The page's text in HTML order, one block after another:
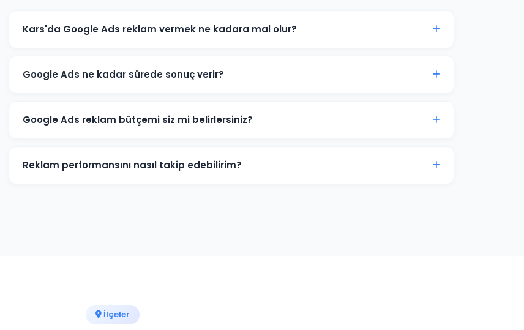
Kars'da Google Ads reklam vermek ne kadara mal olur?
işletmeniz için minimum bütçe önerisi ve tahmini sonuçları ücretsiz danışmanlıkta paylaşabiliriz.
Google Ads ne kadar sürede sonuç verir?
kampanya başladığı gün almaya başlarsınız. Optimizasyon süreci 2-4 hafta sürer.
Google Ads reklam bütçemi siz mi belirlersiniz?
zaman sizindir.
Reklam performansını nasıl takip edebilirim?
İlçeler